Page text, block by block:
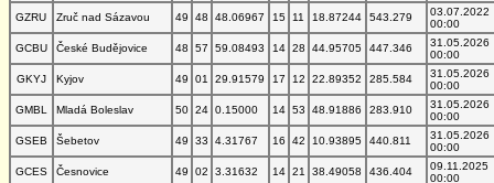
GZRU
Zruč nad Sázavou 49 48 48.06967 15 11 18.87244 543.279
03.07.2022
00:00
GCBU
České Budějovice 48 57 59.08493 14 28 44.95705 447.346
31.05.2026
00:00
GKYJ
Kyjov 49 01 29.91579 17 12 22.89352 285.584
31.05.2026
00:00
GMBL
Mladá Boleslav 50 24 0.15000 14 53 48.91886 283.910
31.05.2026
00:00
GSEB
Šebetov 49 33 4.31767 16 42 10.93895 440.811
31.05.2026
00:00
GCES
Česnovice 49 02 3.31632 14 21 38.49058 436.404
09.11.2025
00:00